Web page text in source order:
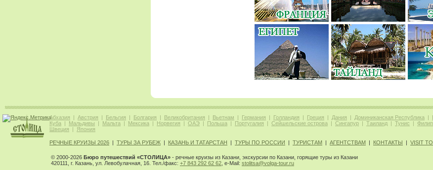
Абхазия | Австрия | Бельгия | Болгария | Великобритания | Вьетнам | Германия | Голландия | Греция | Дания | Доминиканская Республика |
Куба | Мальдивы | Мальта | Мексика | Норвегия | ОАЭ | Польша | Португалия | Сейшельские острова | Сингапур | Таиланд | Тунис |
Швеция | Япония
РЕЧНЫЕ КРУИЗЫ 2026 | ТУРЫ ЗА РУБЕЖ | КАЗАНЬ И ТАТАРСТАН | ТУРЫ ПО РОССИИ | ТУРИСТАМ | АГЕНТСТВАМ | КОНТАКТЫ | VISIT
© 2000-2026 Бюро путешествий «СТОЛИЦА» - речные круизы из Казани, экскурсии по Казани, горящие туры из Казани
420111, г. Казань, ул. Левобулачная, 16. Тел./факс: +7 843 292 62 62 , e-Mail: stolitsa@volga-tour.ru